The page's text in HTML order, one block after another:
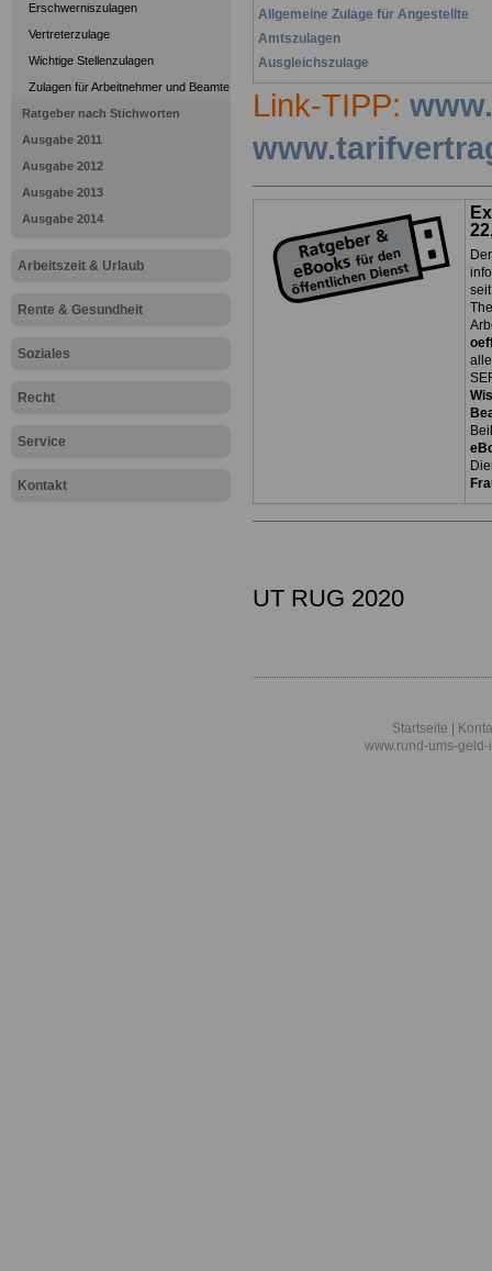
Erschwerniszulagen
Vertreterzulage
Wichtige Stellenzulagen
Zulagen für Arbeitnehmer und Beamte
Ratgeber nach Stichworten
Ausgabe 2011
Ausgabe 2012
Ausgabe 2013
Ausgabe 2014
Arbeitszeit & Urlaub
Rente & Gesundheit
Soziales
Recht
Service
Kontakt
Allgemeine Zulage für Angestellte
Amtszulagen
Ausgleichszulage
Link-TIPP:
UT RUG 2020
Startseite
www.rund-ums-